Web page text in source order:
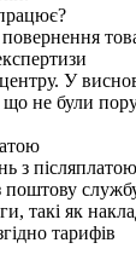
У
не були
з
поштову
такі як
тарифів